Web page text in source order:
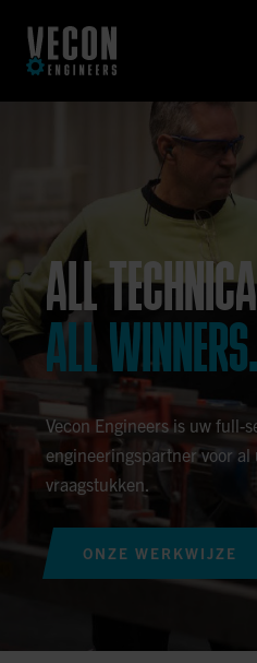
ALL
ALL WINNERS.
Vecon Engineers is uw full-
engineeringspartner voor
vraagstukken.
ONZE WERKWIJZE